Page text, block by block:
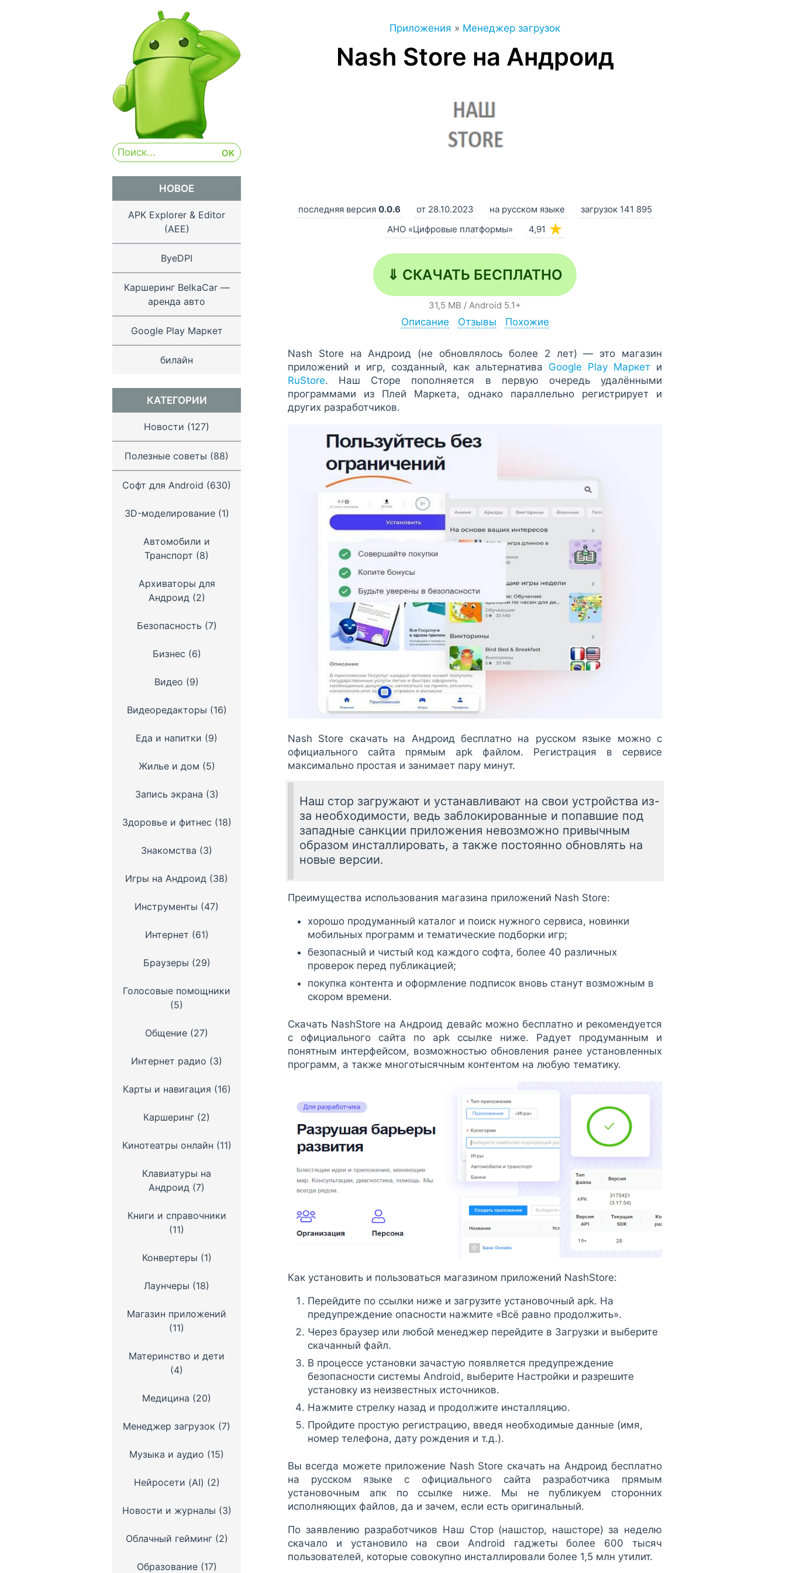
Приложения » Менеджер загрузок
Nash Store на Андроид
последняя версия 0.0.6 от 28.10.2023 на русском языке
загрузок 141 895
АНО «Цифровые платформы»
4,91 ★
⇓ СКАЧАТЬ БЕСПЛАТНО
31,5 MB / Android 5.1+
Описание Отзывы Похожие
Nash Store на Андроид (не обновлялось более 2 лет) — это магазин
приложений и игр, созданный, как альтернатива Google Play Маркет и
RuStore. Наш Сторе пополняется в первую очередь удалёнными
программами из Плей Маркета, однако параллельно регистрирует и
других разработчиков.
Nash Store скачать на Андроид бесплатно на русском языке можно с
официального сайта прямым apk файлом. Регистрация в сервисе
максимально простая и занимает пару минут.
Наш стор загружают и устанавливают на свои устройства из-
за необходимости, ведь заблокированные и попавшие под
западные санкции приложения невозможно привычным
образом инсталлировать, а также постоянно обновлять на
новые версии.
Преимущества использования магазина приложений Nash Store:
хорошо продуманный каталог и поиск нужного сервиса, новинки
мобильных программ и тематические подборки игр;
безопасный и чистый код каждого софта, более 40 различных
проверок перед публикацией;
покупка контента и оформление подписок вновь станут возможным в
скором времени.
Скачать NashStore на Андроид девайс можно бесплатно и рекомендуется
с официального сайта по apk ссылке ниже. Радует продуманным и
понятным интерфейсом, возможностью обновления ранее установленных
программ, а также многотысячным контентом на любую тематику.
Как установить и пользоваться магазином приложений NashStore:
Перейдите по ссылки ниже и загрузите установочный apk. На
предупреждение опасности нажмите «Всё равно продолжить».
Через браузер или любой менеджер перейдите в Загрузки и выберите
скачанный файл.
В процессе установки зачастую появляется предупреждение
безопасности системы Android, выберите Настройки и разрешите
установку из неизвестных источников.
Нажмите стрелку назад и продолжите инсталляцию.
Пройдите простую регистрацию, введя необходимые данные (имя,
номер телефона, дату рождения и т.д.).
Вы всегда можете приложение Nash Store скачать на Андроид бесплатно
на русском языке с официального сайта разработчика прямым
установочным апк по ссылке ниже. Мы не публикуем сторонних
исполняющих файлов, да и зачем, если есть оригинальный.
По заявлению разработчиков Наш Стор (нашстор, нашсторе) за неделю
скачало и установило на свои Android гаджеты более 600 тысяч
пользователей, которые совокупно инсталлировали более 1,5 млн утилит.
НОВОЕ
APK Explorer & Editor
(AEE)
ByeDPI
Каршеринг BelkaCar —
аренда авто
Google Play Маркет
билайн
КАТЕГОРИИ
Новости (127)
Полезные советы (88)
Софт для Android (630)
3D-моделирование(1)
Автомобили и
Транспорт (8)
Архиваторы для
Андроид(2)
Безопасность (7)
Бизнес (6)
Видео (9)
Видеоредакторы (16)
Еда и напитки (9)
Жилье и дом (5)
Запись экрана (3)
Здоровье и фитнес (18)
Знакомства (3)
Игры на Андроид (38)
Инструменты (47)
Интернет (61)
Браузеры (29)
Голосовые помощники
(5)
Общение (27)
Интернет радио (3)
Карты и навигация (16)
Каршеринг (2)
Кинотеатры онлайн (11)
Клавиатуры на
Андроид (7)
Книги и справочники
(11)
Конвертеры (1)
Лаунчеры (18)
Магазин приложений
(11)
Материнство и дети
(4)
Медицина (20)
Менеджер загрузок (7)
Музыка и аудио (15)
Нейросети (AI) (2)
Новости и журналы (3)
Облачный гейминг(2)
Образование(17)